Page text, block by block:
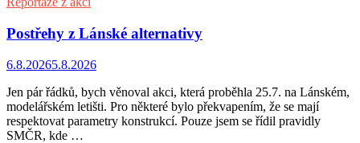
Postřehy z Lánské alternativy
6.8.20265.8.2026
Jen pár řádků, bych věnoval akci, která proběhla 25.7. na Lánském,
modelářském letišti. Pro některé bylo překvapením, že se mají
respektovat parametry konstrukcí. Pouze jsem se řídil pravidly
SMČR, kde …